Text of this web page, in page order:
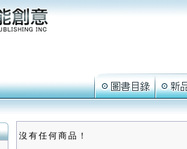
沒有任何商品！